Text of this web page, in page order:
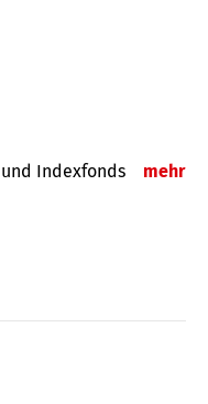
Indexfonds mehr